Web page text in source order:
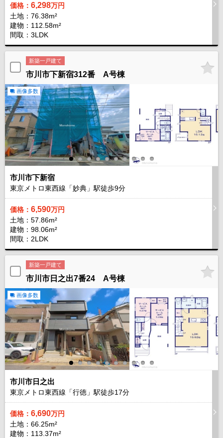
価格： 6,298万円
土地：76.38m²
建物：112.58m²
間取：3LDK
新築一戸建て
市川市下新宿312番 A号棟
画像多数
市川市下新宿
東京メトロ東西線「妙典」駅徒歩9分
価格： 6,590万円
土地：57.86m²
建物：98.06m²
間取：2LDK
新築一戸建て
市川市日之出7番24 A号棟
画像多数
市川市日之出
東京メトロ東西線「行徳」駅徒歩17分
価格： 6,690万円
土地：66.25m²
建物：113.37m²